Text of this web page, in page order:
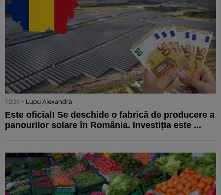
19:31 • Lupu Alexandra
Este oficial! Se deschide o fabrică de producere a
panourilor solare în România. Investiția este ...